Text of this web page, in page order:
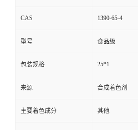
CAS 1390-65-4
型号 食品级
包装规格 25*1
来源 合成着色剂
主要着色成分 其他